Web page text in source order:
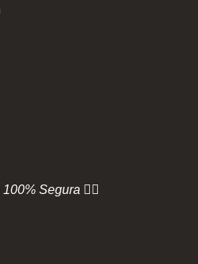
100% Segura 👇🏻